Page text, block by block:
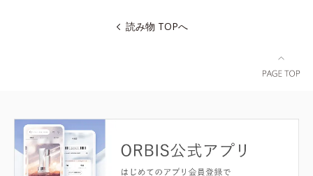
読み物 TOPへ